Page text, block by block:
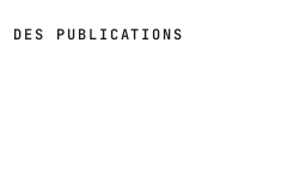
DES PUBLICATIONS